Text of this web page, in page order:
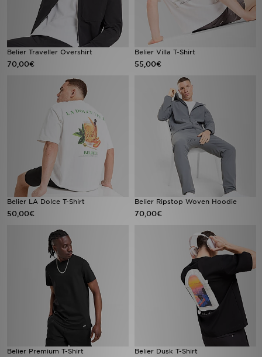
Belier Traveller Overshirt
70,00€
Belier Villa T-Shirt
55,00€
Belier LA Dolce T-Shirt
50,00€
Belier Ripstop Woven Hoodie
70,00€
Belier Premium T-Shirt Belier Dusk T-Shirt
Minun viestini
Asiakaspalvelu ja tietoa